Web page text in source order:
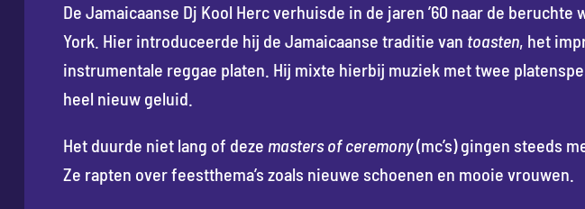
De Jamaicaanse Dj Kool Herc verhuisde in de jaren ’60 naar de beruchte
York. Hier introduceerde hij de Jamaicaanse traditie van toasten, het
instrumentale reggae platen. Hij mixte hierbij muziek met twee
heel nieuw geluid.
Het duurde niet lang of deze masters of ceremony(mc’s) gingen steeds
Ze rapten over feestthema’s zoals nieuwe schoenen en mooie vrouwen.